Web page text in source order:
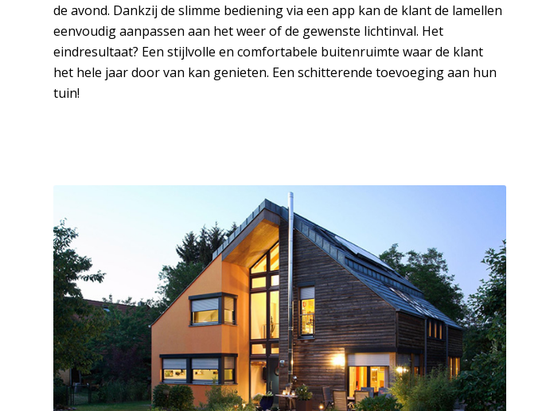
de avond. Dankzij de slimme bediening via een app kan de klant de lamellen
eenvoudig aanpassen aan het weer of de gewenste lichtinval. Het
eindresultaat? Een stijlvolle en comfortabele buitenruimte waar de klant
het hele jaar door van kan genieten. Een schitterende toevoeging aan hun
tuin!